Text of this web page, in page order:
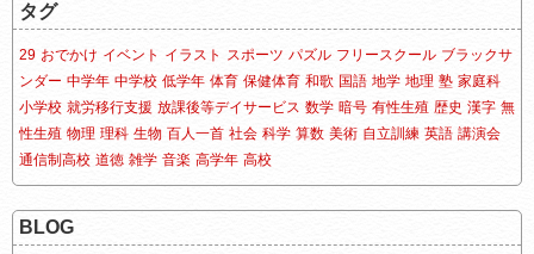
タグ
29 おでかけ イベント イラスト スポーツ パズル フリースクール ブラックサ
ンダー 中学年 中学校 低学年 体育 保健体育 和歌 国語 地学 地理 塾 家庭科
小学校 就労移行支援 放課後等デイサービス 数学 暗号 有性生殖 歴史 漢字 無
性生殖 物理 理科 生物 百人一首 社会 科学 算数 美術 自立訓練 英語 講演会
通信制高校 道徳 雑学 音楽 高学年 高校
BLOG